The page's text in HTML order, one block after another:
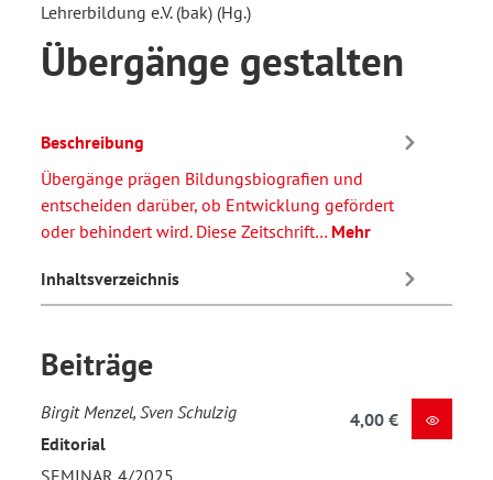
Lehrerbildung e.V. (bak) (Hg.)
Übergänge gestalten
Beschreibung
Übergänge prägen Bildungsbiografien und
entscheiden darüber, ob Entwicklung gefördert
oder behindert wird. Diese Zeitschrift… Mehr
Inhaltsverzeichnis
Beiträge
Birgit Menzel, Sven Schulzig
Editorial
4,00 €